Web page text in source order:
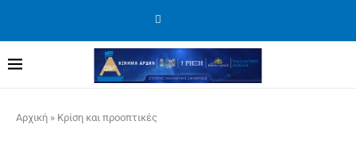
Αρχική » Κρίση και προοπτικές